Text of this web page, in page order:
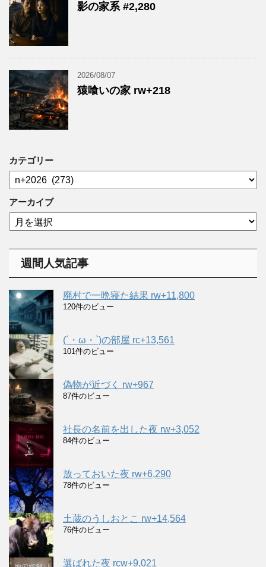
影の家系 #2,280
2026/08/07
猿喰いの家 rw+218
カテゴリー
カ
テ
ゴ
リ
ー
アーカイブ
ア
ー
週間人気記事
廃村で一晩寝た結果 rw+11,800
120件のビュー
(´・ω・`)の部屋 rc+13,561
101件のビュー
偽物が近づく rw+967
87件のビュー
社長の名前を出した夜 rw+3,052
84件のビュー
放っておいた夜 rw+6,290
78件のビュー
土蔵のうしおとこ rw+14,564
76件のビュー
選ばれた夜 rcw+9,021